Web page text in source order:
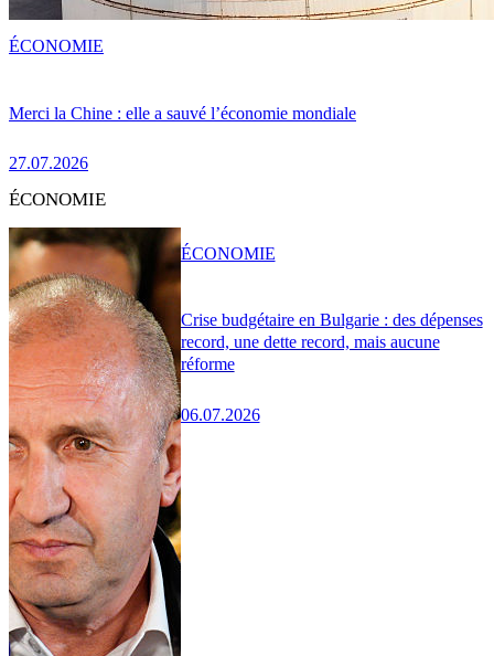
Merci la Chine : elle a sauvé l’économie mondiale
27.07.2026
ÉCONOMIE
ÉCONOMIE
Crise budgétaire en Bulgarie : des dépenses
record, une dette record, mais aucune
réforme
06.07.2026
ÉCONOMIE